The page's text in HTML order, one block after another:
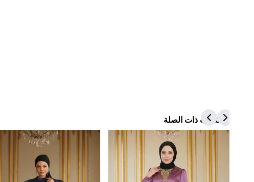
المنتجات ذات الصلة